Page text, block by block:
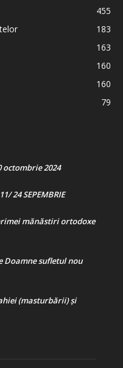
455
183
163
160
160
79
2024
24 SEPEMBRIE
mănăstiri ortodoxe
Doamne sufletul nou
(masturbării) şi